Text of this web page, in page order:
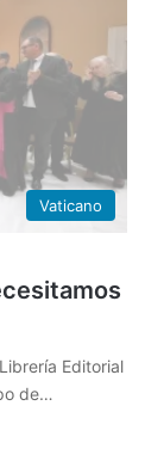
Vaticano
Editorial
de…